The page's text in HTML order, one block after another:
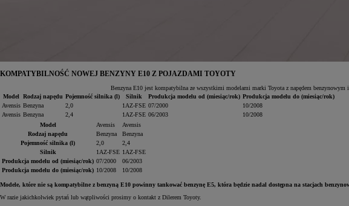
KOMPATYBILNOŚĆ NOWEJ BENZYNY E10 Z POJAZDAMI TOYOTY
Benzyna E10 jest kompatybilna ze wszystkimi modelami marki Toyota z napędem
Model Rodzaj napędu Pojemność silnika (l) Silnik Produkcja modelu od (miesiąc/rok) Produkcja modelu do (miesiąc/rok)
Avensis Benzyna 2,0 1AZ-FSE 07/2000
10/2008
Avensis Benzyna 2,4 1AZ-FSE 06/2003
10/2008
Model
Avensis
Avensis
Rodzaj napędu
Benzyna
Benzyna
Pojemność silnika (l)
2,0
2,4
Silnik
1AZ-FSE 1AZ-FSE
Produkcja modelu od (miesiąc/rok) 07/2000
06/2003
Produkcja modelu do (miesiąc/rok) 10/2008 10/2008
Modele, które nie są kompatybilne z benzyną E10 powinny tankować benzynę E5, która będzie nadal dostępna na stacjach
W razie jakichkolwiek pytań lub wątpliwości prosimy o kontakt z Dilerem Toyoty.